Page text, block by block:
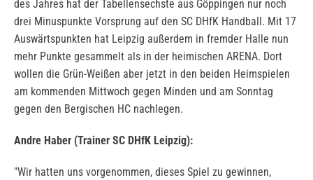
des Jahres hat der Tabellensechste aus Göppingen nur noch
drei Minuspunkte Vorsprung auf den SC DHfK Handball. Mit 17
Auswärtspunkten hat Leipzig außerdem in fremder Halle nun
mehr Punkte gesammelt als in der heimischen ARENA. Dort
wollen die Grün-Weißen aber jetzt in den beiden Heimspielen
am kommenden Mittwoch gegen Minden und am Sonntag
gegen den Bergischen HC nachlegen.
Andre Haber (Trainer SC DHfK Leipzig):
"Wir hatten uns vorgenommen, dieses Spiel zu gewinnen,